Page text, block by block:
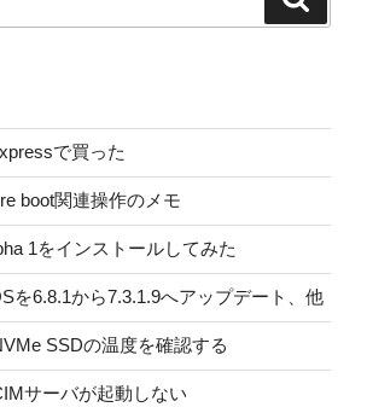
で買った
boot関連操作のメモ
1をインストールしてみた
を6.8.1から7.3.1.9へアップデート、他
SSDの温度を確認する
サーバが起動しない